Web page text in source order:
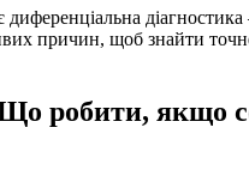
діагностика
причин, щоб знайти
робити, якщо